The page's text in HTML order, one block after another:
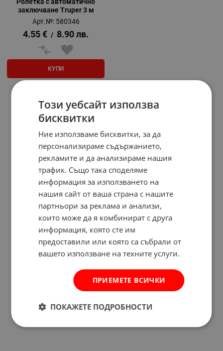
заключване Truper 3 м
Арт.№: 580346
4.55 € / 8.90 лв.
КУПИ
На страница по:
Този уебсайт използва
бисквитки
Ние използваме бисквитки, за да
персонализираме съдържанието,
рекламите и да анализираме нашия
трафик. Също така споделяме
информация за използването на
нашия сайт от ваша страна с нашите
партньори за реклама и анализи,
които може да я комбинират с друга
информация, която сте им
предоставили или която са събрали от
вашето използване на техните услуги.
ПРИЕМЕТЕ ВСИЧКИ
ПОКАЖЕТЕ ПОДРОБНОСТИ